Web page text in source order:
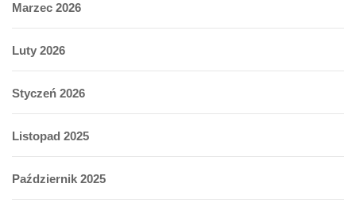
Marzec 2026
Luty 2026
Styczeń 2026
Listopad 2025
Październik 2025